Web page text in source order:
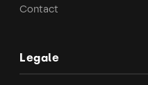
Contact
Legale